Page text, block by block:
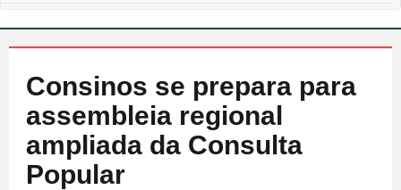
Consinos se prepara para
assembleia regional
ampliada da Consulta
Popular